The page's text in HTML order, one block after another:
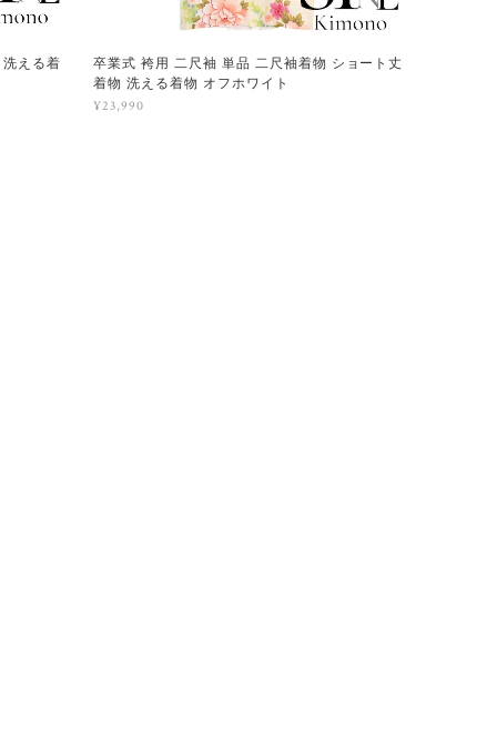
える着
卒業式 袴用 二尺袖 単品 二尺袖着物 ショート丈
着物 洗える着物 オフホワイト
¥23,990